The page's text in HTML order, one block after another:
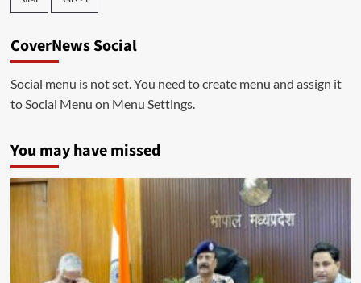
CoverNews Social
Social menu is not set. You need to create menu and assign it
to Social Menu on Menu Settings.
You may have missed